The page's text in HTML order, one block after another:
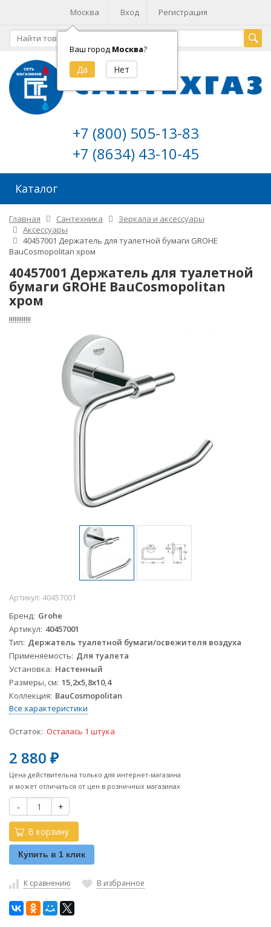
Москва
Ваш город Москва?
Вход Регистрация
+7 (800) 505-13-83
+7 (8634) 43-10-45
Каталог
Главная Сантехника
Зеркала и аксессуары
Аксессуары
40457001 Держатель для туалетной бумаги GROHE
BauCosmopolitan хром
40457001 Держатель для туалетной
бумаги GROHE BauCosmopolitan
хром
!!!!!!!!!!!!
Артикул: 40457001
Бренд Grohe
Артикул 40457001
Тип Держатель туалетной бумаги/освежителя воздуха
Применяемость Для туалета
Установка Настенный
Размеры, см 15,2х5,8х10,4
Коллекция BauCosmopolitan
Все характеристики
Остаток: Осталась 1 штука
2 880 ₽
Цена действительна только для интернет-магазина
и может отличаться от цен в розничных магазинах
- +
В корзину
Купить в 1 клик
К сравнению В избранное